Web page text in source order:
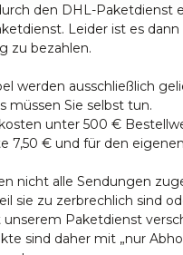
den DHL-Paketdienst
Leider ist es
zu bezahlen.
werden ausschließlich
müssen Sie selbst tun.
unter 500 €
7,50 € und für den
nicht alle Sendungen
sie zu zerbrechlich sind
Paketdienst
sind daher mit „nur